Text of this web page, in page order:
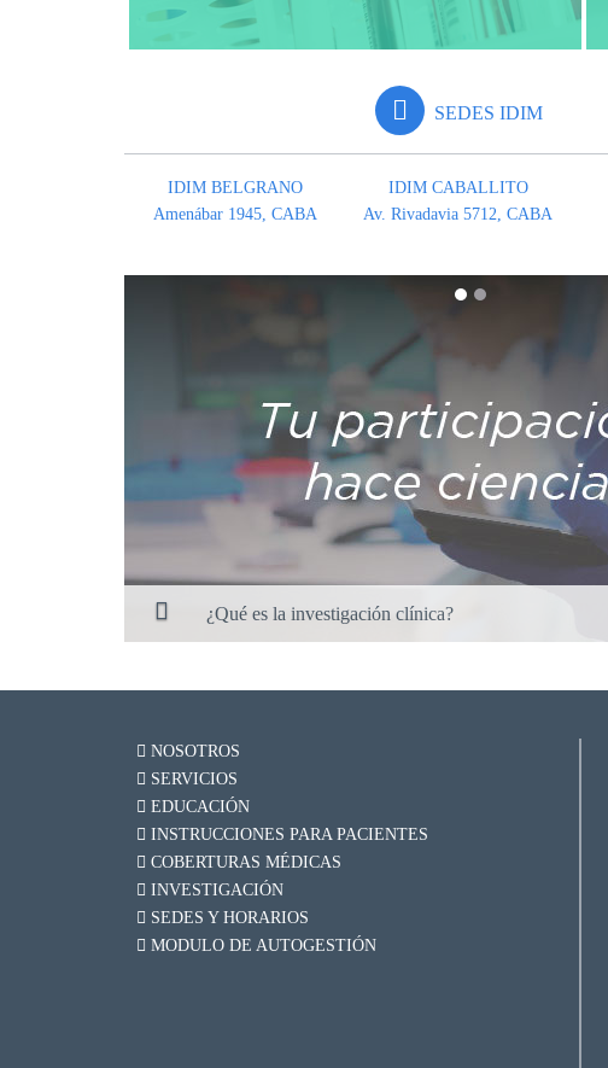
SEDES IDIM
IDIM BELGRANO
Amenábar 1945, CABA
IDIM CABALLITO
Av. Rivadavia 5712, CABA
¿Qué es la investigación clínica?
NOSOTROS
SERVICIOS
EDUCACIÓN
INSTRUCCIONES PARA PACIENTES
COBERTURAS MÉDICAS
INVESTIGACIÓN
SEDES Y HORARIOS
MODULO DE AUTOGESTIÓN